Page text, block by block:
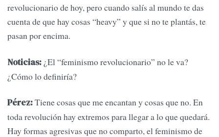
revolucionario de hoy, pero cuando salís al mundo te das
cuenta de que hay cosas “heavy” y que si no te plantás, te
pasan por encima.
Noticias: ¿El “feminismo revolucionario” no le va?
¿Cómo lo definiría?
Pérez:Tiene cosas que me encantan y cosas que no. En
toda revolución hay extremos para llegar a lo que quedará.
Hay formas agresivas que no comparto, el feminismo de